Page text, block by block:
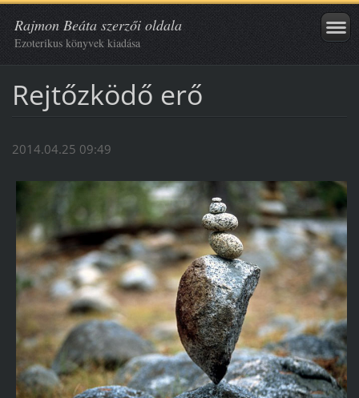
Rajmon Beáta szerzői oldala
Ezoterikus könyvek kiadása
Rejtőzködő erő
2014.04.25 09:49